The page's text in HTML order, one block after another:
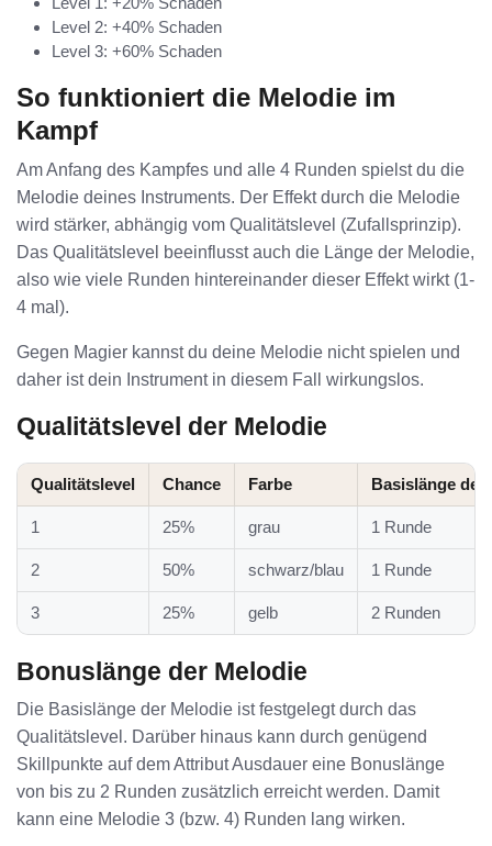
Level 2: +40% Schaden
Level 3: +60% Schaden
So funktioniert die Melodie im
Kampf
Am Anfang des Kampfes und alle 4 Runden spielst du die
Melodie deines Instruments. Der Effekt durch die Melodie
wird stärker, abhängig vom Qualitätslevel (Zufallsprinzip).
Das Qualitätslevel beeinflusst auch die Länge der Melodie,
also wie viele Runden hintereinander dieser Effekt wirkt (1-
4 mal).
Gegen Magier kannst du deine Melodie nicht spielen und
daher ist dein Instrument in diesem Fall wirkungslos.
Qualitätslevel der Melodie
Qualitätslevel Chance Farbe Basislänge der
1 25% grau 1 Runde
2 50% schwarz/blau 1 Runde
3 25% gelb 2 Runden
Bonuslänge der Melodie
Die Basislänge der Melodie ist festgelegt durch das
Qualitätslevel. Darüber hinaus kann durch genügend
Skillpunkte auf dem Attribut Ausdauer eine Bonuslänge
von bis zu 2 Runden zusätzlich erreicht werden. Damit
kann eine Melodie 3 (bzw. 4) Runden lang wirken.